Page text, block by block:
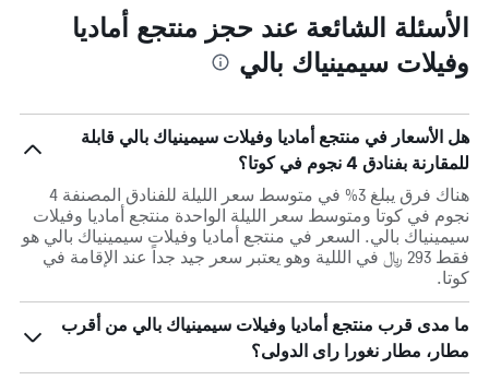
الأسئلة الشائعة عند حجز منتجع أماديا
وفيلات سيمينياك بالي
هل الأسعار في منتجع أماديا وفيلات سيمينياك بالي قابلة
للمقارنة بفنادق 4 نجوم في كوتا؟
هناك فرق يبلغ 3% في متوسط ​​سعر الليلة للفنادق المصنفة 4
نجوم في كوتا ومتوسط ​​سعر الليلة الواحدة منتجع أماديا وفيلات
سيمينياك بالي. السعر في منتجع أماديا وفيلات سيمينياك بالي هو
فقط 293 ﷼ في الللية وهو يعتبر سعر جيد جداً عند الإقامة في
كوتا.
ما مدى قرب منتجع أماديا وفيلات سيمينياك بالي من أقرب
مطار، مطار نغورا راى الدولى؟